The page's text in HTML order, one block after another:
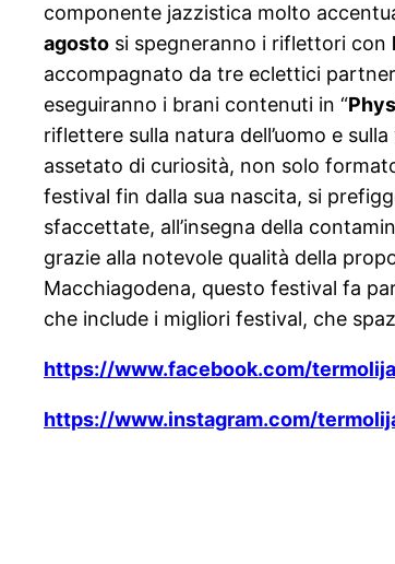
componente jazzistica molto
agosto si spegneranno i riflettori con
accompagnato da tre eclettici
eseguiranno i brani contenuti in “
riflettere sulla natura dell’uomo e
assetato di curiosità, non solo
festival fin dalla sua nascita, si
sfaccettate, all’insegna della
grazie alla notevole qualità della
Macchiagodena, questo festival fa
che include i migliori festival, che
https://www.facebook.com/
https://www.instagram.com/